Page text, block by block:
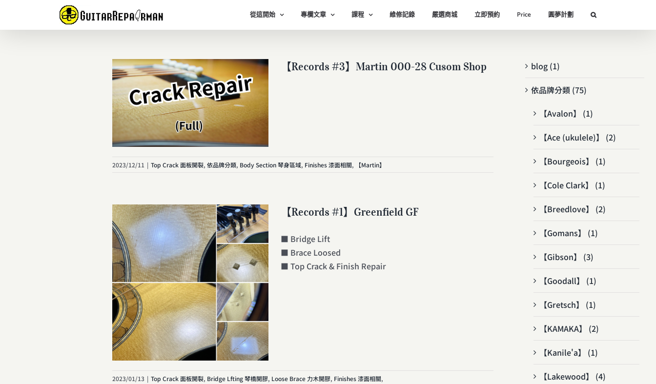
content
從這開始 專欄文章 課程 維修記錄 嚴選商城 立即預約 Price 圓夢計劃
【Records #3】Martin 000-28 Cusom Shop
2023/12/11 | Top Crack 面板開裂,依品牌分類, Body Section 琴身區域, Finishes 漆面相關, 【Martin】
【Records #1】Greenfield GF
■ Bridge Lift
■ Brace Loosed
■ Top Crack & Finish Repair
2023/01/13 | Top Crack 面板開裂, Bridge Lfting 琴橋開膠, Loose Brace 力木開膠, Finishes 漆面相關,
blog (1)
依品牌分類 (75)
【Avalon】 (1)
【Ace (ukulele)】 (2)
【Bourgeois】 (1)
【Cole Clark】 (1)
【Breedlove】 (2)
【Gomans】 (1)
【Gibson】 (3)
【Goodall】 (1)
【Gretsch】 (1)
【KAMAKA】 (2)
【Kanile'a】 (1)
【Lakewood】 (4)